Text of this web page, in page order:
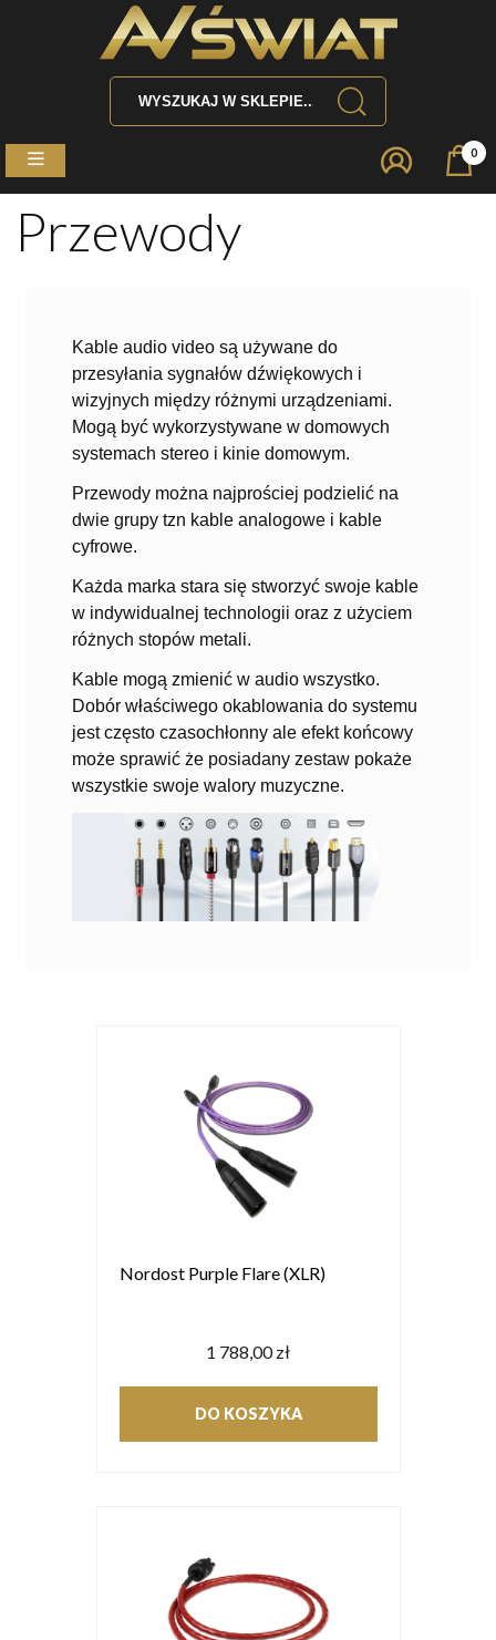
0
Przewody
Kable audio video są używane do
przesyłania sygnałów dźwiękowych i
wizyjnych między różnymi urządzeniami.
Mogą być wykorzystywane w domowych
systemach stereo i kinie domowym.
Przewody można najprościej podzielić na
dwie grupy tzn kable analogowe i kable
cyfrowe.
Każda marka stara się stworzyć swoje kable
w indywidualnej technologii oraz z użyciem
różnych stopów metali.
Kable mogą zmienić w audio wszystko.
Dobór właściwego okablowania do systemu
jest często czasochłonny ale efekt końcowy
może sprawić że posiadany zestaw pokaże
wszystkie swoje walory muzyczne.
Nordost Purple Flare (XLR)
1 788,00 zł
DO KOSZYKA